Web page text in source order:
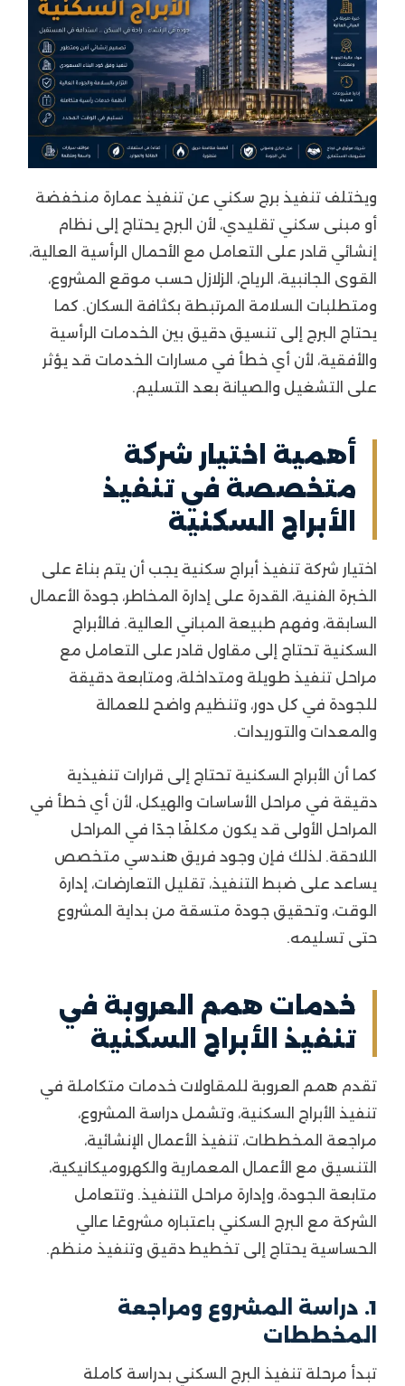
ويختلف تنفيذ برج سكني عن تنفيذ عمارة منخفضة
أو مبنى سكني تقليدي، لأن البرج يحتاج إلى نظام
إنشائي قادر على التعامل مع الأحمال الرأسية العالية،
القوى الجانبية، الرياح، الزلازل حسب موقع المشروع،
ومتطلبات السلامة المرتبطة بكثافة السكان. كما
يحتاج البرج إلى تنسيق دقيق بين الخدمات الرأسية
والأفقية، لأن أي خطأ في مسارات الخدمات قد يؤثر
على التشغيل والصيانة بعد التسليم.
أهمية اختيار شركة
متخصصة في تنفيذ
الأبراج السكنية
اختيار شركة تنفيذ أبراج سكنية يجب أن يتم بناءً على
الخبرة الفنية، القدرة على إدارة المخاطر، جودة الأعمال
السابقة، وفهم طبيعة المباني العالية. فالأبراج
السكنية تحتاج إلى مقاول قادر على التعامل مع
مراحل تنفيذ طويلة ومتداخلة، ومتابعة دقيقة
للجودة في كل دور، وتنظيم واضح للعمالة
والمعدات والتوريدات.
كما أن الأبراج السكنية تحتاج إلى قرارات تنفيذية
دقيقة في مراحل الأساسات والهيكل، لأن أي خطأ في
المراحل الأولى قد يكون مكلفًا جدًا في المراحل
اللاحقة. لذلك فإن وجود فريق هندسي متخصص
يساعد على ضبط التنفيذ، تقليل التعارضات، إدارة
الوقت، وتحقيق جودة متسقة من بداية المشروع
حتى تسليمه.
خدمات همم العروبة في
تنفيذ الأبراج السكنية
تقدم همم العروبة للمقاولات خدمات متكاملة في
تنفيذ الأبراج السكنية، وتشمل دراسة المشروع،
مراجعة المخططات، تنفيذ الأعمال الإنشائية،
التنسيق مع الأعمال المعمارية والكهروميكانيكية،
متابعة الجودة، وإدارة مراحل التنفيذ. وتتعامل
الشركة مع البرج السكني باعتباره مشروعًا عالي
الحساسية يحتاج إلى تخطيط دقيق وتنفيذ منظم.
1. دراسة المشروع ومراجعة
المخططات
تبدأ مرحلة تنفيذ البرج السكني بدراسة كاملة